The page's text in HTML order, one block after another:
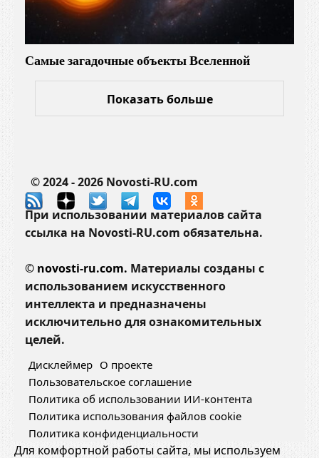
Самые загадочные объекты Вселенной
Показать больше
© 2024 - 2026 Novosti-RU.com
При использовании материалов сайта
ссылка на Novosti-RU.com обязательна.
© novosti-ru.com. Материалы созданы с
использованием искусственного
интеллекта и предназначены
исключительно для ознакомительных
целей.
Дисклеймер О проекте
Пользовательское соглашение
Политика об использовании ИИ-контента
Политика использования файлов cookie
Политика конфиденциальности
Для комфортной работы сайта, мы используем